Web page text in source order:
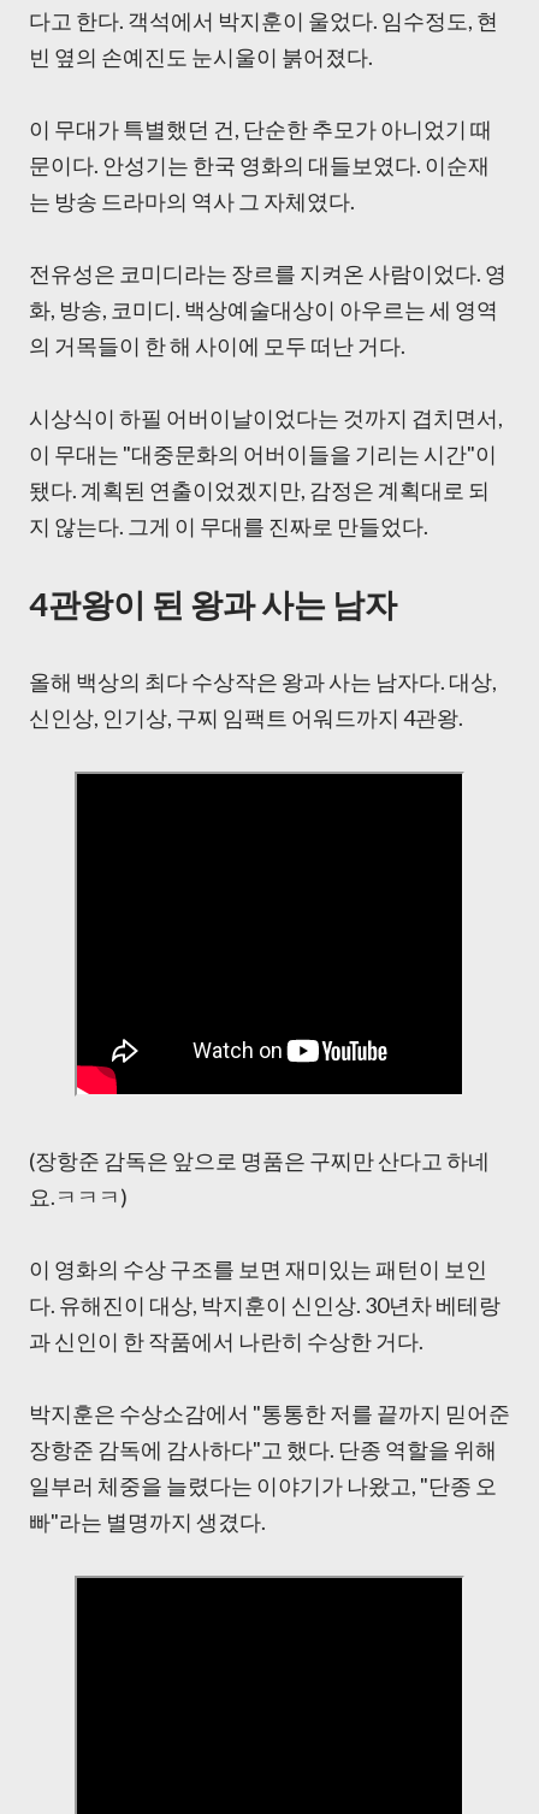
다고 한다. 객석에서 박지훈이 울었다. 임수정도, 현
빈 옆의 손예진도 눈시울이 붉어졌다.
이 무대가 특별했던 건, 단순한 추모가 아니었기 때
문이다. 안성기는 한국 영화의 대들보였다. 이순재
는 방송 드라마의 역사 그 자체였다.
전유성은 코미디라는 장르를 지켜온 사람이었다. 영
화, 방송, 코미디. 백상예술대상이 아우르는 세 영역
의 거목들이 한 해 사이에 모두 떠난 거다.
시상식이 하필 어버이날이었다는 것까지 겹치면서,
이 무대는 "대중문화의 어버이들을 기리는 시간"이
됐다. 계획된 연출이었겠지만, 감정은 계획대로 되
지 않는다. 그게 이 무대를 진짜로 만들었다.
4관왕이 된 왕과 사는 남자
올해 백상의 최다 수상작은 왕과 사는 남자다. 대상,
신인상, 인기상, 구찌 임팩트 어워드까지 4관왕.
(장항준 감독은 앞으로 명품은 구찌만 산다고 하네
요.ㅋㅋㅋ)
이 영화의 수상 구조를 보면 재미있는 패턴이 보인
다. 유해진이 대상, 박지훈이 신인상. 30년차 베테랑
과 신인이 한 작품에서 나란히 수상한 거다.
박지훈은 수상소감에서 "통통한 저를 끝까지 믿어준
장항준 감독에 감사하다"고 했다. 단종 역할을 위해
일부러 체중을 늘렸다는 이야기가 나왔고, "단종 오
빠"라는 별명까지 생겼다.